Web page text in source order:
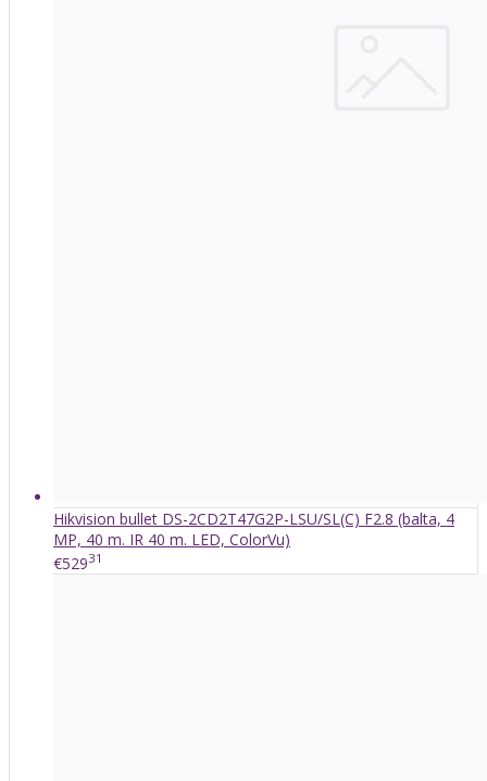
Hikvision bullet DS-2CD2T47G2P-LSU/SL(C) F2.8 (balta, 4
MP, 40 m. IR 40 m. LED, ColorVu)
€52931